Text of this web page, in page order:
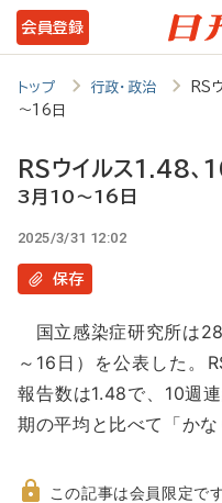
メ
イ
テ
ツ
に
会員登録
トップ 行政・政治
RS
～16日
RSウイルス1.48、
3月10～16日
2025/3/31 12:02
保存
国立感染症研究所は
～16日）を公表した。
報告数は1.48で、10週
期の平均と比べて「か
この記事は会員限定です